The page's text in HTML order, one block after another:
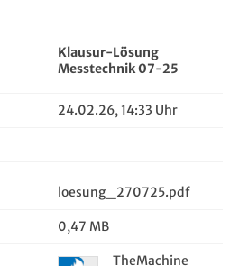
Klausur-Lösung
Messtechnik 07-25
24.02.26, 14:33 Uhr
loesung_270725.pdf
0,47 MB
TheMachine